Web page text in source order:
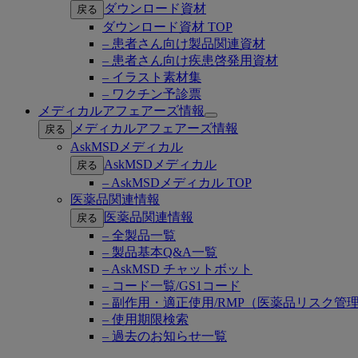
戻る
ダウンロード資材
ダウンロード資材 TOP
– 患者さん向け製品関連資材
– 患者さん向け疾患啓発用資材
– イラスト素材集
– ワクチン予診票
メディカルアフェアーズ情報
Open
submenu
戻る
メディカルアフェアーズ情報
AskMSDメディカル
戻る
AskMSDメディカル
– AskMSDメディカル TOP
医薬品関連情報
戻る
医薬品関連情報
– 全製品一覧
– 製品基本Q&A一覧
– AskMSD チャットボット
– コード一覧/GS1コード
– 副作用・適正使用/RMP（医薬品リスク管
– 使用期限検索
– 過去のお知らせ一覧